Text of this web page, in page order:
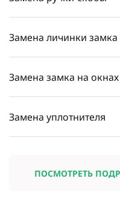
Замена личинки замка
Замена замка на окнах
Замена уплотнителя
ПОСМОТРЕТЬ